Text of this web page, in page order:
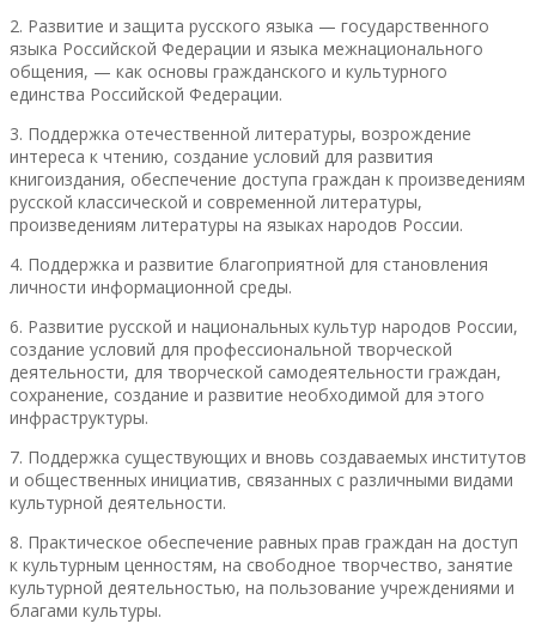
2. Развитие и защита русского языка — государственного
языка Российской Федерации и языка межнационального
общения, — как основы гражданского и культурного
единства Российской Федерации.
3. Поддержка отечественной литературы, возрождение
интереса к чтению, создание условий для развития
книгоиздания, обеспечение доступа граждан к произведениям
русской классической и современной литературы,
произведениям литературы на языках народов России.
4. Поддержка и развитие благоприятной для становления
личности информационной среды.
6. Развитие русской и национальных культур народов России,
создание условий для профессиональной творческой
деятельности, для творческой самодеятельности граждан,
сохранение, создание и развитие необходимой для этого
инфраструктуры.
7. Поддержка существующих и вновь создаваемых институтов
и общественных инициатив, связанных с различными видами
культурной деятельности.
8. Практическое обеспечение равных прав граждан на доступ
к культурным ценностям, на свободное творчество, занятие
культурной деятельностью, на пользование учреждениями и
благами культуры.